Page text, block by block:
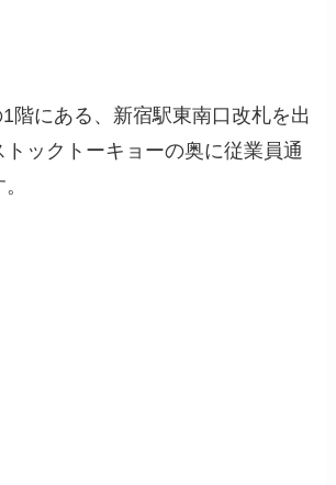
階にある、新宿駅東南口改札を出
ックトーキョーの奥に従業員通